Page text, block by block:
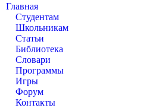
Главная
Студентам
Школьникам
Статьи
Библиотека
Словари
Программы
Игры
Форум
Контакты